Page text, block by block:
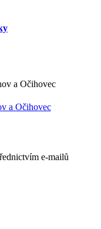
a Očihovec
e-mailů